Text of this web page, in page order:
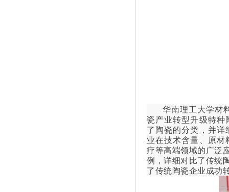
华南理工大学材
瓷产业转型升级特种
了陶瓷的分类，并
业在技术含量、原材
疗等高端领域的广泛
例，详细对比了传统
了传统陶瓷企业成功